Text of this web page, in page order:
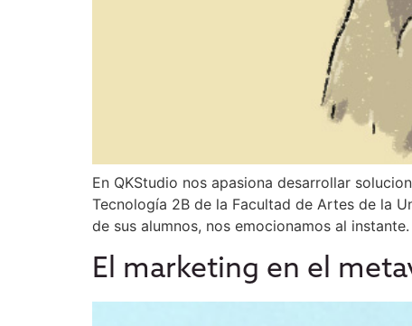
En QKStudio nos apasiona desarrollar
Tecnología 2B de la Facultad de Artes de la
de sus alumnos, nos emocionamos al
El marketing en el